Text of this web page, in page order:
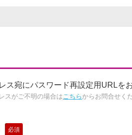
ス宛にパスワード再設定用URLを
スがご不明の場合はこちら からお問合せく
必須